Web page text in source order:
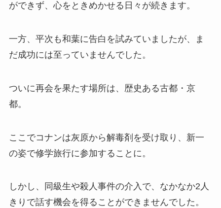
ができず、心をときめかせる日々が続きます。
一方、平次も和葉に告白を試みていましたが、ま
だ成功には至っていませんでした。
ついに再会を果たす場所は、歴史ある古都・京
都。
ここでコナンは灰原から解毒剤を受け取り、新一
の姿で修学旅行に参加することに。
しかし、同級生や殺人事件の介入で、なかなか2人
きりで話す機会を得ることができませんでした。